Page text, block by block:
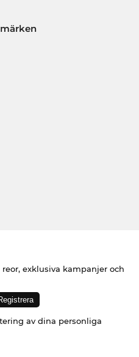
exklusiva kampanjer och
av dina personliga